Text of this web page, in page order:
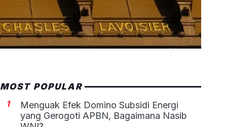
MOST POPULAR
1
Menguak Efek Domino Subsidi Energi
yang Gerogoti APBN, Bagaimana Nasib